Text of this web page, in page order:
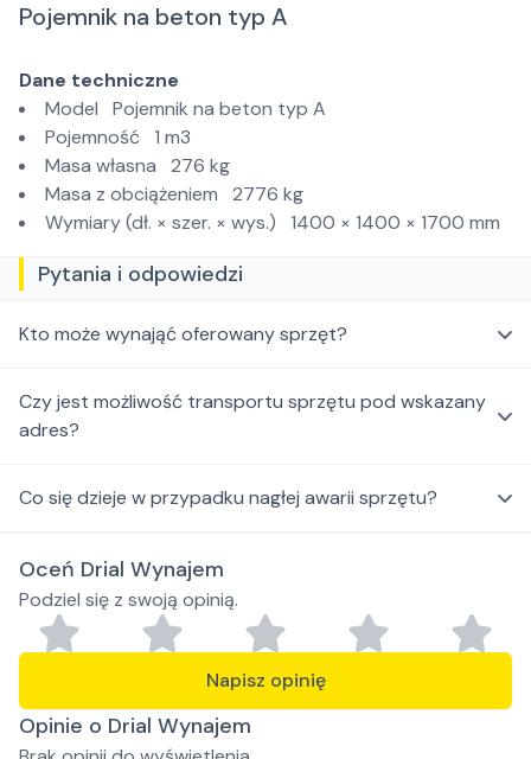
Pojemnik na beton typ A
Dane techniczne
Model Pojemnik na beton typ A
Pojemność 1 m3
Masa własna 276 kg
Masa z obciążeniem 2776 kg
Wymiary (dł. × szer. × wys.) 1400 × 1400 × 1700 mm
Pytania i odpowiedzi
Kto może wynająć oferowany sprzęt?
Czy jest możliwość transportu sprzętu pod wskazany
adres?
Co się dzieje w przypadku nagłej awarii sprzętu?
Oceń Drial Wynajem
Podziel się z swoją opinią.
Napisz opinię
Opinie o Drial Wynajem